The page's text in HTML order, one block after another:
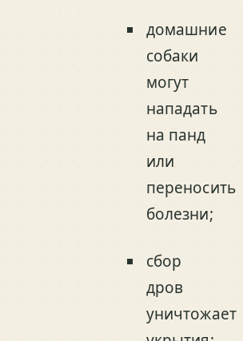
домашние
собаки
могут
нападать
на панд
или
переносить
болезни;
сбор
дров
уничтожает